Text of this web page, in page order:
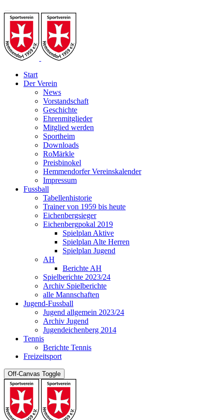
Start
Der Verein
News
Vorstandschaft
Geschichte
Ehrenmitglieder
Mitglied werden
Sportheim
Downloads
RoMärkle
Preisbinokel
Hemmendorfer Vereinskalender
Impressum
Fussball
Tabellenhistorie
Trainer von 1959 bis heute
Eichenbergsieger
Eichenbergpokal 2019
Spielplan Aktive
Spielplan Alte Herren
Spielplan Jugend
AH
Berichte AH
Spielberichte 2023/24
Archiv Spielberichte
alle Mannschaften
Jugend-Fussball
Jugend allgemein 2023/24
Archiv Jugend
Jugendeichenberg 2014
Tennis
Berichte Tennis
Freizeitsport
Off-Canvas Toggle